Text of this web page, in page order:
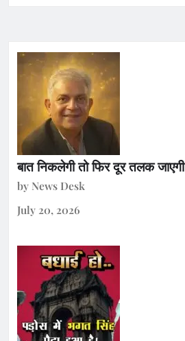
बात निकलेगी तो फिर दूर तलक जाएगी
by News Desk
July 20, 2026